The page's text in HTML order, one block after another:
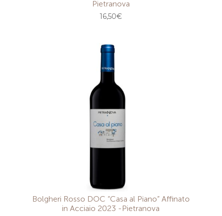
Pietranova
16,50€
Bolgheri Rosso DOC “Casa al Piano” Affinato
in Acciaio 2023 -Pietranova